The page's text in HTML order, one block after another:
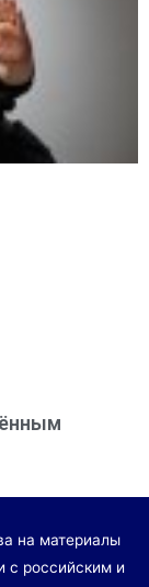
на материалы
с российским и